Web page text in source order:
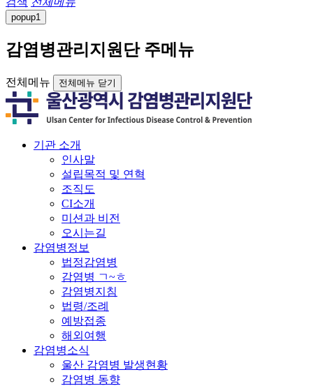
popup1
감염병관리지원단 주메뉴
전체메뉴 전체메뉴 닫기
기관 소개
인사말
설립목적 및 연혁
조직도
CI소개
미션과 비전
오시는길
감염병정보
법정감염병
감염병 ㄱ~ㅎ
감염병지침
법령/조례
예방접종
해외여행
감염병소식
울산 감염병 발생현황
감염병 동향